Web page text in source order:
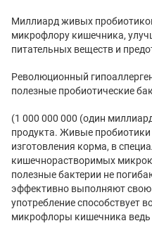
Миллиард живых
микрофлору кишечника,
питательных веществ и
Революционный
полезные пробиотические
(1 000 000 000 (один
продукта. Живые
изготовления корма, в
кишечнорастворимых
полезные бактерии не
эффективно выполняют свою
употребление способствует
микрофлоры кишечника ведь